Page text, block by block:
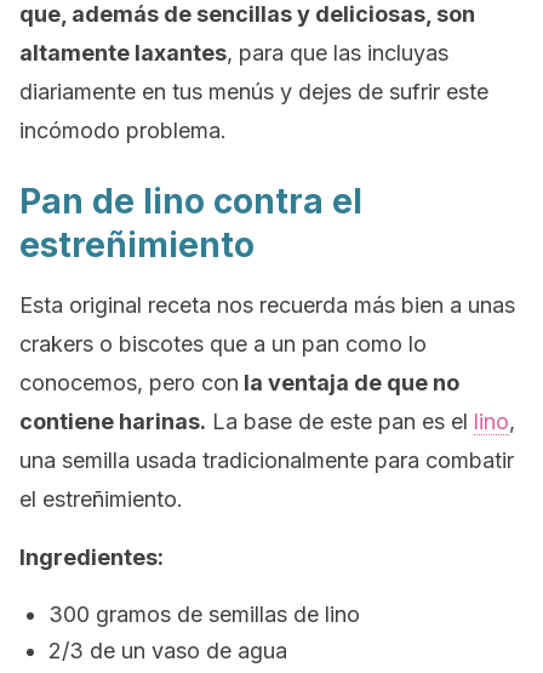
que, además de sencillas y deliciosas, son
altamente laxantes, para que las incluyas
diariamente en tus menús y dejes de sufrir este
incómodo problema.
Pan de lino contra el
estreñimiento
Esta original receta nos recuerda más bien a unas
crakers o biscotes que a un pan como lo
conocemos, pero con la ventaja de que no
contiene harinas. La base de este pan es el lino,
una semilla usada tradicionalmente para combatir
el estreñimiento.
Ingredientes:
300 gramos de semillas de lino
2/3 de un vaso de agua